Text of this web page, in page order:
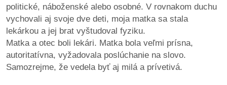
politické, náboženské alebo osobné. V rovnakom duchu
vychovali aj svoje dve deti, moja matka sa stala
lekárkou a jej brat vyštudoval fyziku.
Matka a otec boli lekári. Matka bola veľmi prísna,
autoritatívna, vyžadovala poslúchanie na slovo.
Samozrejme, že vedela byť aj milá a prívetivá.